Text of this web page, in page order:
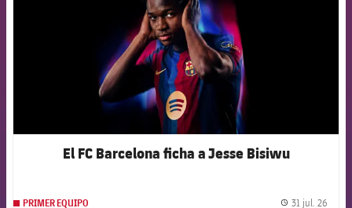
El FC Barcelona ficha a Jesse Bisiwu
PRIMER EQUIPO 31 jul. 26